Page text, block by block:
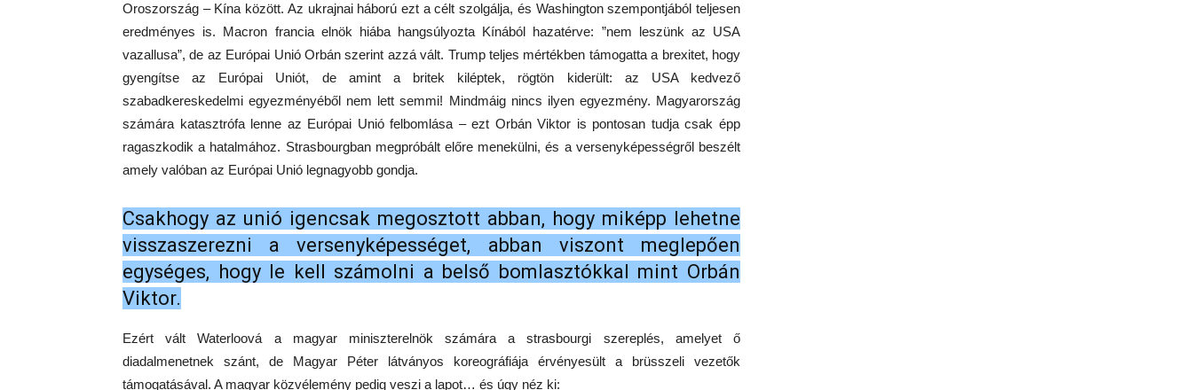
Oroszország – Kína között. Az ukrajnai háború ezt a célt szolgálja, és Washington szempontjából teljesen
eredményes is. Macron francia elnök hiába hangsúlyozta Kínából hazatérve: ”nem leszünk az USA
vazallusa”, de az Európai Unió Orbán szerint azzá vált. Trump teljes mértékben támogatta a brexitet, hogy
gyengítse az Európai Uniót, de amint a britek kiléptek, rögtön kiderült: az USA kedvező
szabadkereskedelmi egyezményéből nem lett semmi! Mindmáig nincs ilyen egyezmény. Magyarország
számára katasztrófa lenne az Európai Unió felbomlása – ezt Orbán Viktor is pontosan tudja csak épp
ragaszkodik a hatalmához. Strasbourgban megpróbált előre menekülni, és a versenyképességről beszélt
amely valóban az Európai Unió legnagyobb gondja.
Csakhogy az unió igencsak megosztott abban, hogy miképp lehetne
visszaszerezni a versenyképességet, abban viszont meglepően
egységes, hogy le kell számolni a belső bomlasztókkal mint Orbán
Viktor.
Ezért vált Waterloová a magyar miniszterelnök számára a strasbourgi szereplés, amelyet ő
diadalmenetnek szánt, de Magyar Péter látványos koreográfiája érvényesült a brüsszeli vezetők
támogatásával. A magyar közvélemény pedig veszi a lapot… és úgy néz ki: